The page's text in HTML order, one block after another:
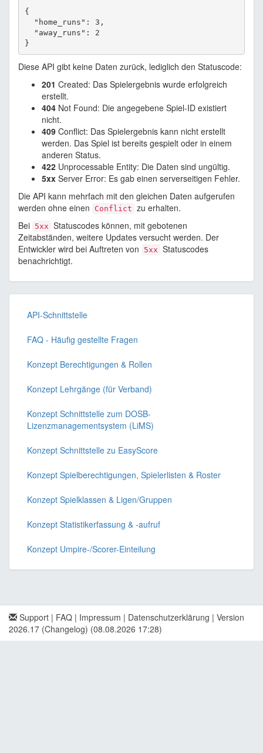
{
Diese API gibt keine Daten zurück, lediglich den Statuscode:
201 Created: Das Spielergebnis wurde erfolgreich
erstellt.
404 Not Found: Die angegebene Spiel-ID existiert
nicht.
409 Conflict: Das Spielergebnis kann nicht erstellt
werden. Das Spiel ist bereits gespielt oder in einem
anderen Status.
422 Unprocessable Entity: Die Daten sind ungültig.
5xx Server Error: Es gab einen serverseitigen Fehler.
Die API kann mehrfach mit den gleichen Daten aufgerufen
werden ohne einen
Conflict zu erhalten.
Bei 5xx Statuscodes können, mit gebotenen
Zeitabständen, weitere Updates versucht werden. Der
Entwickler wird bei Auftreten von
5xx Statuscodes
benachrichtigt.
API-Schnittstelle
FAQ - Häufig gestellte Fragen
Konzept Berechtigungen & Rollen
Konzept Lehrgänge (für Verband)
Konzept Schnittstelle zum DOSB-
Lizenzmanagementsystem (LiMS)
Konzept Schnittstelle zu EasyScore
Konzept Spielberechtigungen, Spielerlisten & Roster
Konzept Spielklassen & Ligen/Gruppen
Konzept Statistikerfassung & -aufruf
Konzept Umpire-/Scorer-Einteilung
Support | FAQ | Impressum | Datenschutzerklärung | Version
2026.17 (Changelog) (08.08.2026 17:28)